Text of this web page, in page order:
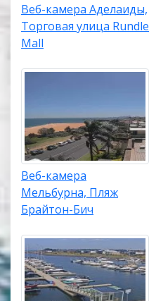
Веб-камера Аделаиды,
Торговая улица Rundle
Mall
Веб-камера
Мельбурна, Пляж
Брайтон-Бич